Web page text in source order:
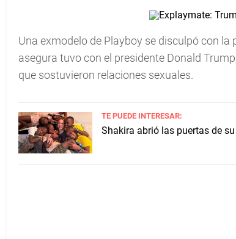
Una exmodelo de Playboy se disculpó con
asegura tuvo con el presidente Donald
que sostuvieron relaciones sexuales.
TE PUEDE INTERESAR:
Shakira abrió las puertas de